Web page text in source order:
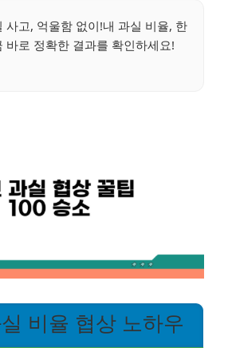
사고, 억울함 없이!내 과실 비율, 한
바로 정확한 결과를 확인하세요!
비율 협상 노하우